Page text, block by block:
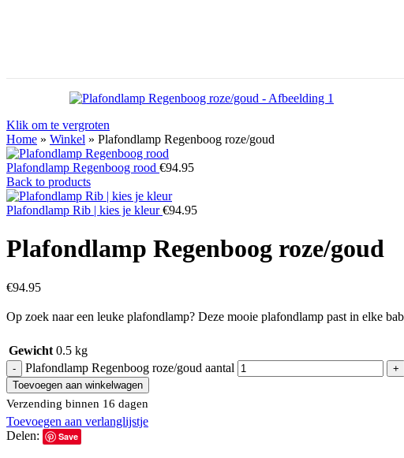
Klik om te vergroten
Home » Winkel » Plafondlamp Regenboog roze/goud
Plafondlamp Regenboog rood €94.95
Back to products
Plafondlamp Rib | kies je kleur€94.95
Plafondlamp Regenboog roze/goud
€94.95
Op zoek naar een leuke plafondlamp? Deze mooie plafondlamp past in
Gewicht 0.5 kg
Plafondlamp Regenboog roze/goud aantal
Toevoegen aan winkelwagen
Verzending binnen 16 dagen
Toevoegen aan verlanglijstje
Delen:
Save